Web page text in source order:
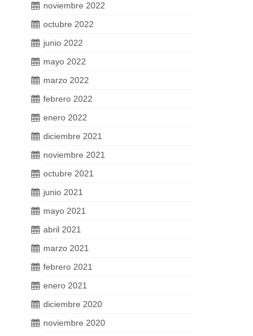
noviembre 2022
octubre 2022
junio 2022
mayo 2022
marzo 2022
febrero 2022
enero 2022
diciembre 2021
noviembre 2021
octubre 2021
junio 2021
mayo 2021
abril 2021
marzo 2021
febrero 2021
enero 2021
diciembre 2020
noviembre 2020